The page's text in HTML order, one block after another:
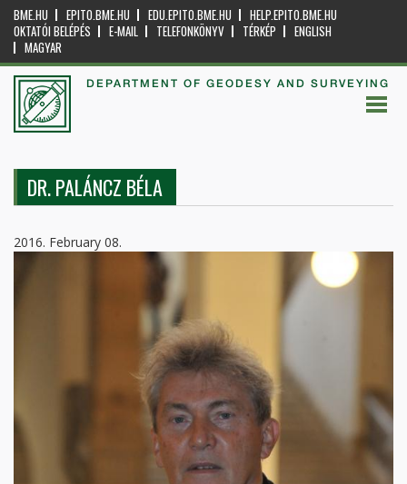
BME.HU EPITO.BME.HU EDU.EPITO.BME.HU
HELP.EPITO.BME.HU
OKTATÓI BELÉPÉS
E-MAIL TELEFONKÖNYV TÉRKÉP
ENGLISH
MAGYAR
DEPARTMENT OF GEODESY AND SURVEYING
DR. PALÁNCZ BÉLA
2016. February 08.